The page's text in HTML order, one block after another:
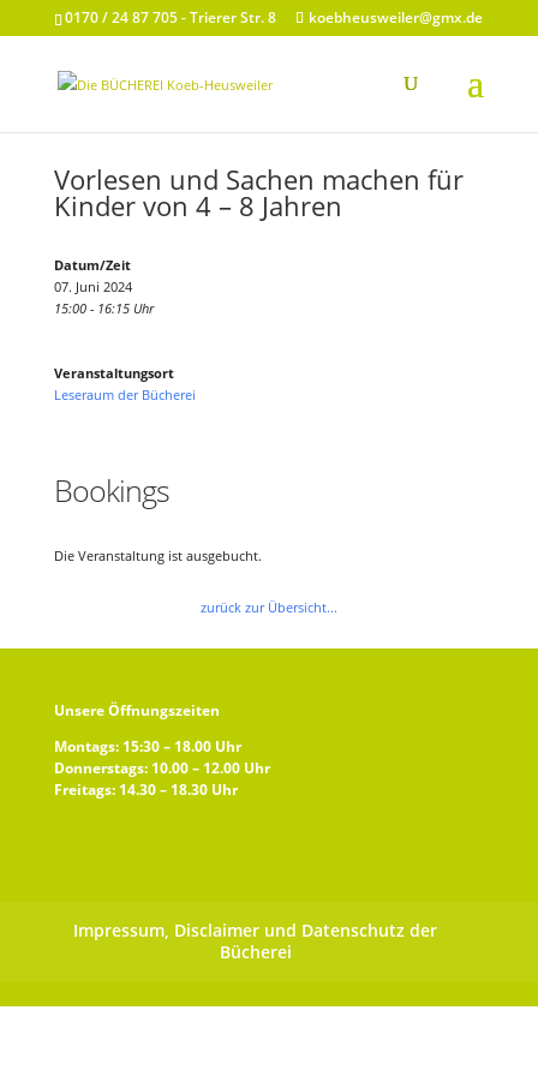
0170 / 24 87 705 - Trierer Str. 8 koebheusweiler@gmx.de
Vorlesen und Sachen machen für
Kinder von 4 – 8 Jahren
Datum/Zeit
07. Juni 2024
15:00 - 16:15 Uhr
Veranstaltungsort
Leseraum der Bücherei
Bookings
Die Veranstaltung ist ausgebucht.
zurück zur Übersicht...
Unsere Öffnungszeiten
Montags: 15:30 – 18.00 Uhr
Donnerstags: 10.00 – 12.00 Uhr
Freitags: 14.30 – 18.30 Uhr
Impressum, Disclaimer und Datenschutz der
Bücherei